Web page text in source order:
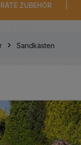
ZUBEHÖR
Sandkästen